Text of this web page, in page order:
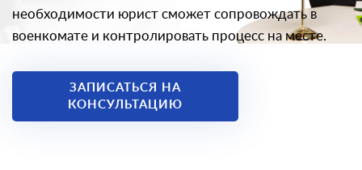
необходимости юрист сможет сопровождать в
военкомате и контролировать процесс на месте.
ЗАПИСАТЬСЯ НА
КОНСУЛЬТАЦИЮ